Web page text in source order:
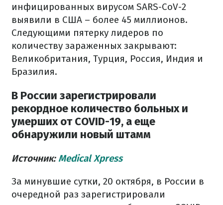
инфицированных вирусом SARS-CoV-2
выявили в США – более 45 миллионов.
Следующими пятерку лидеров по
количеству зараженных закрывают:
Великобритания, Турция, Россия, Индия и
Бразилия.
В России зарегистрировали
рекордное количество больных и
умерших от COVID-19, а еще
обнаружили новый штамм
Источник: Medical Xpress
За минувшие сутки, 20 октября, в России в
очередной раз зарегистрировали